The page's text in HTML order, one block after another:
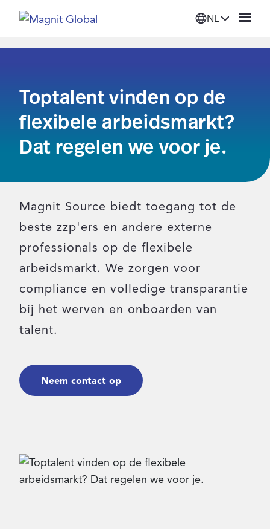
NL
Oplossingen
Organisatie
Inloggen
Inloggen
Toptalent vinden op de
flexibele arbeidsmarkt?
Dat regelen we voor je.
Magnit Source biedt toegang tot de
beste zzp'ers en andere externe
professionals op de flexibele
arbeidsmarkt. We zorgen voor
compliance en volledige transparantie
bij het werven en onboarden van
talent.
Neem contact op